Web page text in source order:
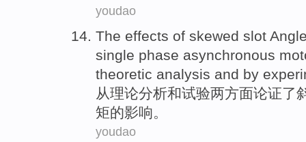
youdao
The effects of skewed slot
single phase asynchronous
theoretic analysis and by
从理论分析和试验两方面论证了
矩的影响。
youdao